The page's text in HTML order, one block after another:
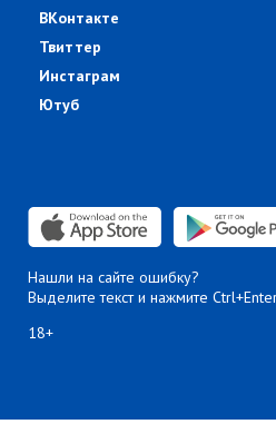
ВКонтакте
Твиттер
Инстаграм
Ютуб
Нашли на сайте ошибку?
Выделите текст и нажмите
18+